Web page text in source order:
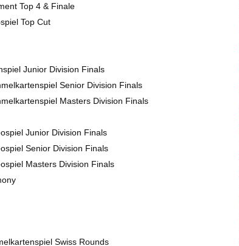
Top 4 & Finale
Top Cut
Junior Division Finals
Senior Division Finals
Masters Division Finals
Junior Division Finals
Senior Division Finals
Masters Division Finals
Swiss Rounds